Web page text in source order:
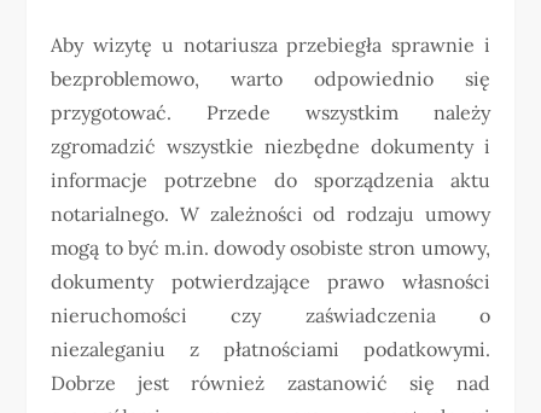
Aby wizytę u notariusza przebiegła sprawnie i
bezproblemowo, warto odpowiednio się
przygotować. Przede wszystkim należy
zgromadzić wszystkie niezbędne dokumenty i
informacje potrzebne do sporządzenia aktu
notarialnego. W zależności od rodzaju umowy
mogą to być m.in. dowody osobiste stron umowy,
dokumenty potwierdzające prawo własności
nieruchomości czy zaświadczenia o
niezaleganiu z płatnościami podatkowymi.
Dobrze jest również zastanowić się nad